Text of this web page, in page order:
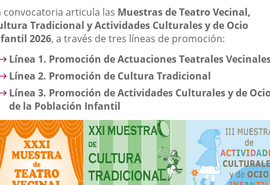
convocatoria articula las Muestras de Teatro Vecinal,
Tradicional y Actividades Culturales y de Ocio
2026, a través de tres líneas de promoción:
Línea 1. Promoción de Actuaciones Teatrales
Línea 2. Promoción de Cultura Tradicional
Línea 3. Promoción de Actividades Culturales y de
de la Población Infantil